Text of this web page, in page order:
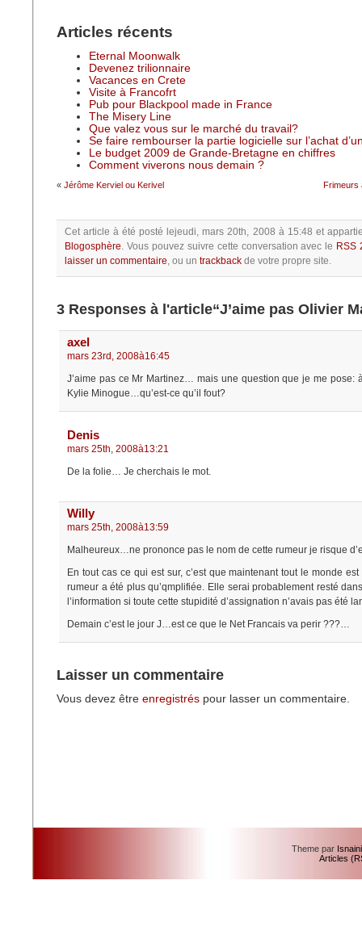
Articles récents
Eternal Moonwalk
Devenez trilionnaire
Vacances en Crete
Visite à Francofrt
Pub pour Blackpool made in France
The Misery Line
Que valez vous sur le marché du travail?
Se faire rembourser la partie logicielle sur l’achat
Le budget 2009 de Grande-Bretagne en chiffres
Comment viverons nous demain ?
« Jérôme Kerviel ou Kerivel Frimeurs
Cet article à été posté lejeudi, mars 20th, 2008 à 15:48 et
Blogosphère. Vous pouvez suivre cette conversation avec le RSS
laisser un commentaire, ou un trackback de votre propre site.
3 Responses à l'article“J’aime pas Olivier
axel
mars 23rd, 2008à16:45
J’aime pas ce Mr Martinez… mais une question que je me pose:
Kylie Minogue…qu’est-ce qu’il fout?
Denis
mars 25th, 2008à13:21
De la folie… Je cherchais le mot.
Willy
mars 25th, 2008à13:59
Malheureux…ne prononce pas le nom de cette rumeur je risque
En tout cas ce qui est sur, c’est que maintenant tout le monde
rumeur a été plus qu’qmplifiée. Elle serai probablement resté
l’information si toute cette stupidité d’assignation n’avais pas été
Demain c’est le jour J…est ce que le Net Francais va perir ???…
Laisser un commentaire
Vous devez être enregistrés pour lasser un commentaire.
Theme par
Articles